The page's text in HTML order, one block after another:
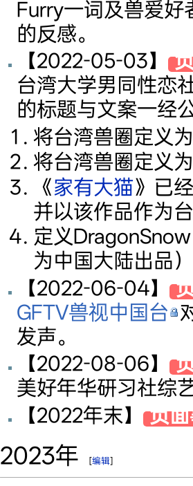
Furry一词及兽爱好
的反感。
【2022-05-03】
台湾大学男同性恋
的标题与文案一经
将台湾兽圈定义
将台湾兽圈定义
《家有大猫》已
并以该作品作为
定义
为中国大陆出品
【2022-06-04】
GFTV兽视中国台
发声。
【2022-08-06】
美好年华研习社综
【2022年末】 负
2023年 [编辑]